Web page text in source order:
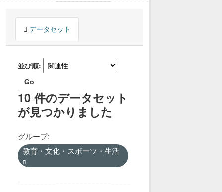
データセット
並び順
Go
10 件のデータセット
が見つかりました
グループ:
教育・文化・スポーツ・生活